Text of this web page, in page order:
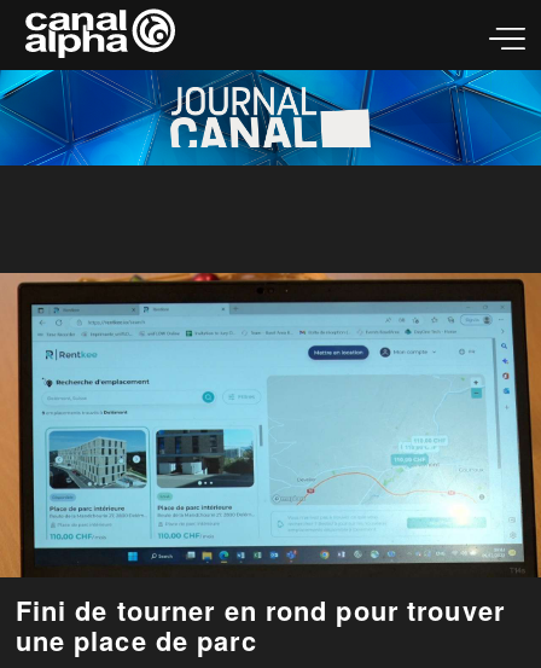
Fini de tourner en rond pour trouver
une place de parc